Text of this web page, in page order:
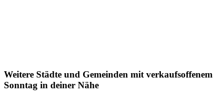
Weitere Städte und Gemeinden mit verkaufsoffenem
Sonntag in deiner Nähe